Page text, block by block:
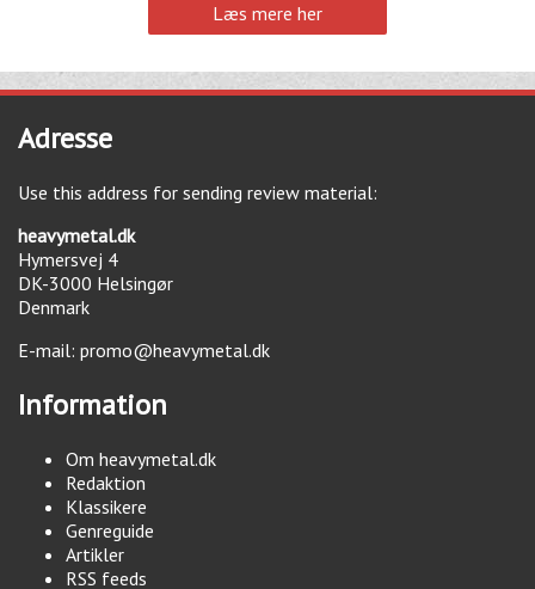
Læs mere her
Adresse
Use this address for sending review material:
heavymetal.dk
Hymersvej 4
DK-3000 Helsingør
Denmark
E-mail: promo@heavymetal.dk
Information
Om heavymetal.dk
Redaktion
Klassikere
Genreguide
Artikler
RSS feeds